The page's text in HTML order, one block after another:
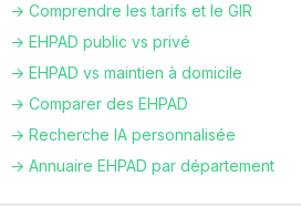
→ Comprendre les tarifs et le GIR
→ EHPAD public vs privé
→ EHPAD vs maintien à domicile
→ Comparer des EHPAD
→ Recherche IA personnalisée
→ Annuaire EHPAD par département